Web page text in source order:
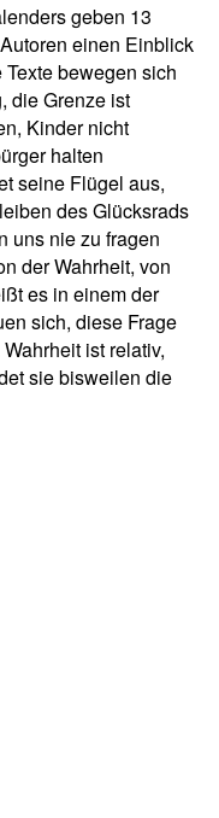
geben 13
einen Einblick
bewegen sich
die Grenze ist
Kinder nicht
halten
seine Flügel aus,
des Glücksrads
uns nie zu fragen
der Wahrheit, von
es in einem der
sich, diese Frage
ist relativ,
sie bisweilen die